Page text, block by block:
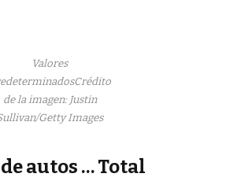
Valores
Crédito
de la imagen: Justin
Getty Images
autos … Total